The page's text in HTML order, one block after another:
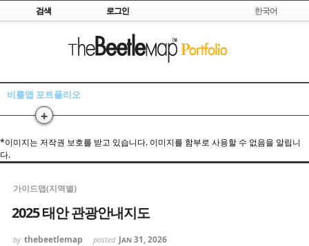
Skip to content
검색 로그인 한국어
비틀맵 포트폴리오
+
*이미지는 저작권 보호를 받고 있습니다. 이미지를 함부로 사용할 수 없음을 알립니
다.
가이드맵(지역별)
2025 태안 관광안내지도
by thebeetlemap posted Jan 31, 2026
Sketchbook5, 스케치북5
Sketchbook5, 스케치북5